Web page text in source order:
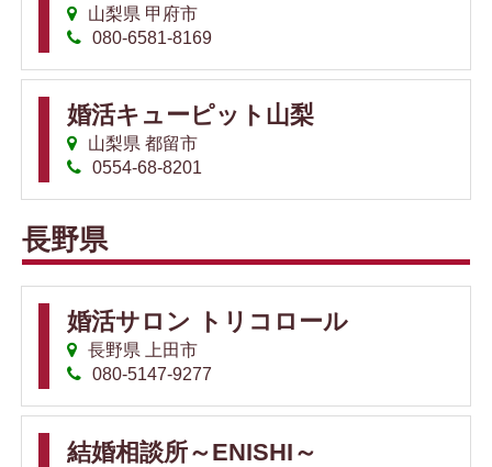
山梨県 甲府市
080-6581-8169
婚活キューピット山梨
山梨県 都留市
0554-68-8201
長野県
婚活サロン トリコロール
長野県 上田市
080-5147-9277
結婚相談所～ENISHI～